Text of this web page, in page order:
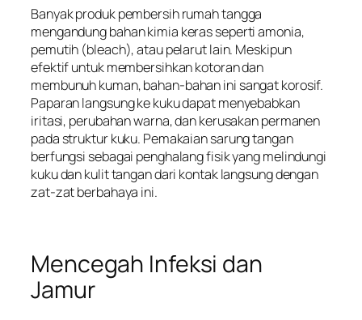
Banyak produk pembersih rumah tangga
mengandung bahan kimia keras seperti amonia,
pemutih (bleach), atau pelarut lain. Meskipun
efektif untuk membersihkan kotoran dan
membunuh kuman, bahan-bahan ini sangat korosif.
Paparan langsung ke kuku dapat menyebabkan
iritasi, perubahan warna, dan kerusakan permanen
pada struktur kuku. Pemakaian sarung tangan
berfungsi sebagai penghalang fisik yang melindungi
kuku dan kulit tangan dari kontak langsung dengan
zat-zat berbahaya ini.
Mencegah Infeksi dan
Jamur